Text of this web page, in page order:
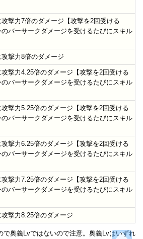
撃力7倍のダメージ【攻撃を2回受ける
バーサークダメージを受けるたびにスキル
撃力8倍のダメージ
撃力4.25倍のダメージ【攻撃を2回受ける
バーサークダメージを受けるたびにスキル
撃力5.25倍のダメージ【攻撃を2回受ける
バーサークダメージを受けるたびにスキル
撃力6.25倍のダメージ【攻撃を2回受ける
バーサークダメージを受けるたびにスキル
撃力7.25倍のダメージ【攻撃を2回受ける
バーサークダメージを受けるたびにスキル
撃力8.25倍のダメージ
奥義Lvではないので注意。奥義Lvはいずれ